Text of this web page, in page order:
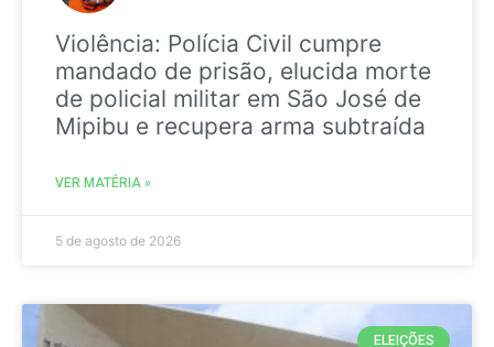
Violência: Polícia Civil cumpre
mandado de prisão, elucida morte
de policial militar em São José de
Mipibu e recupera arma subtraída
VER MATÉRIA »
5 de agosto de 2026
ELEIÇÕES